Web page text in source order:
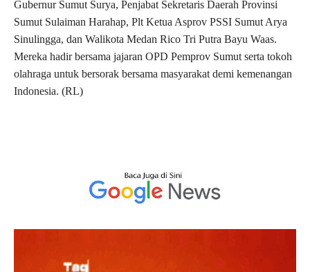
Gubernur Sumut Surya, Penjabat Sekretaris Daerah Provinsi
Sumut Sulaiman Harahap, Plt Ketua Asprov PSSI Sumut Arya
Sinulingga, dan Walikota Medan Rico Tri Putra Bayu Waas.
Mereka hadir bersama jajaran OPD Pemprov Sumut serta tokoh
olahraga untuk bersorak bersama masyarakat demi kemenangan
Indonesia. (RL)